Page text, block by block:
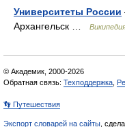
Университеты России
Архангельск …
© Академик, 2000-2026
Обратная связь: Техподдержка
👣 Путешествия
Экспорт словарей на сайты ,